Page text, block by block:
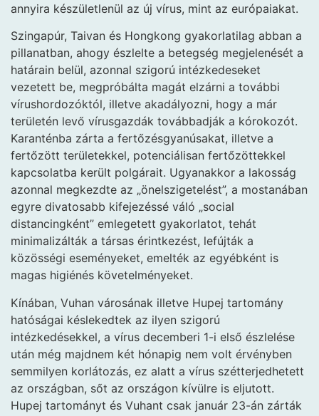
annyira készületlenül az új vírus, mint az európaiakat.
Szingapúr, Taivan és Hongkong gyakorlatilag abban a
pillanatban, ahogy észlelte a betegség megjelenését a
határain belül, azonnal szigorú intézkedeseket
vezetett be, megpróbálta magát elzárni a további
vírushordozóktól, illetve akadályozni, hogy a már
területén levő vírusgazdák továbbadják a kórokozót.
Karanténba zárta a fertőzésgyanúsakat, illetve a
fertőzött területekkel, potenciálisan fertőzöttekkel
kapcsolatba került polgárait. Ugyanakkor a lakosság
azonnal megkezdte az „önelszigetelést”, a mostanában
egyre divatosabb kifejezéssé váló „social
distancingként” emlegetett gyakorlatot, tehát
minimalizálták a társas érintkezést, lefújták a
közösségi eseményeket, emelték az egyébként is
magas higiénés követelményeket.
Kínában, Vuhan városának illetve Hupej tartomány
hatóságai késlekedtek az ilyen szigorú
intézkedésekkel, a vírus decemberi 1-i első észlelése
után még majdnem két hónapig nem volt érvényben
semmilyen korlátozás, ez alatt a vírus szétterjedhetett
az országban, sőt az országon kívülre is eljutott.
Hupej tartományt és Vuhant csak január 23-án zárták